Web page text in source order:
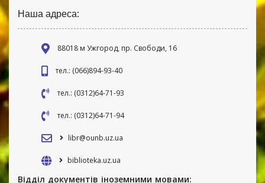
Наша адреса:
88018 м Ужгород, пр. Свободи, 16
тел.: (066)894-93-40
тел.: (0312)64-71-93
тел.: (0312)64-71-94
libr@ounb.uz.ua
biblioteka.uz.ua
Відділ документів іноземними мовами: